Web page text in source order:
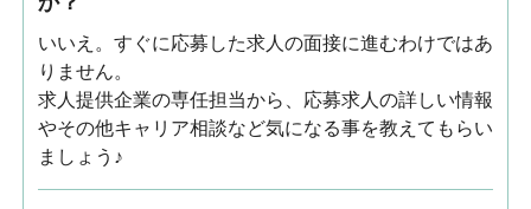
いいえ。すぐに応募した求人の面接に進むわけではあ
りません。
求人提供企業の専任担当から、応募求人の詳しい情報
やその他キャリア相談など気になる事を教えてもらい
ましょう♪